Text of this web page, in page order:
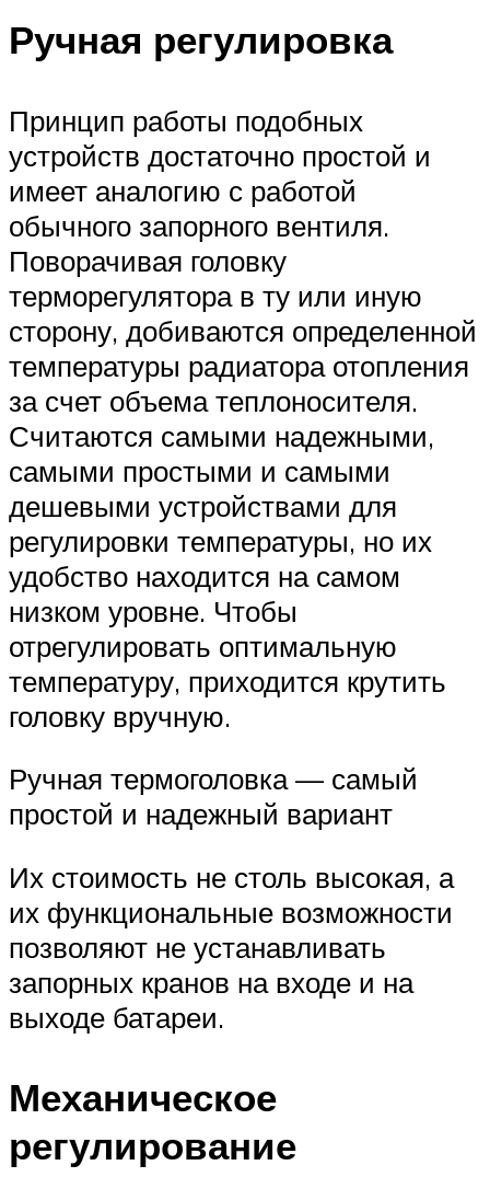
Ручная регулировка
Принцип работы подобных
устройств достаточно простой и
имеет аналогию с работой
обычного запорного вентиля.
Поворачивая головку
терморегулятора в ту или иную
сторону, добиваются определенной
температуры радиатора отопления
за счет объема теплоносителя.
Считаются самыми надежными,
самыми простыми и самыми
дешевыми устройствами для
регулировки температуры, но их
удобство находится на самом
низком уровне. Чтобы
отрегулировать оптимальную
температуру, приходится крутить
головку вручную.
Ручная термоголовка — самый
простой и надежный вариант
Их стоимость не столь высокая, а
их функциональные возможности
позволяют не устанавливать
запорных кранов на входе и на
выходе батареи.
Механическое
регулирование